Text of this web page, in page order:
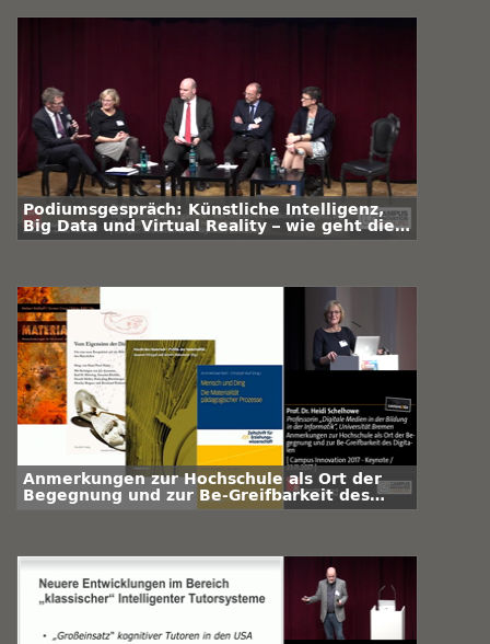
Podiumsgespräch: Künstliche Intelligenz,
Big Data und Virtual Reality – wie geht die
Wissenschaft mit ihrer neuen
Anmerkungen zur Hochschule als Ort der
Begegnung und zur Be-Greifbarkeit des